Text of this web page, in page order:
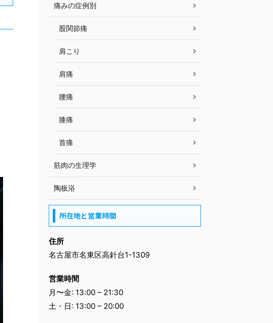
痛みの症例別
股関節痛
肩こり
肩痛
腰痛
膝痛
首痛
筋肉の生理学
陶板浴
所在地と営業時間
住所
名古屋市名東区高針台1-1309
営業時間
月〜金: 13:00 – 21:30
土・日: 13:00 – 20:00